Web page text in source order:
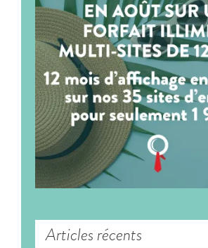
Articles récents